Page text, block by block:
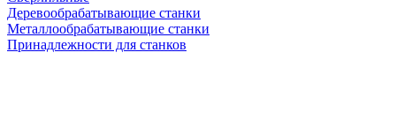
Деревообрабатывающие станки
Металлообрабатывающие станки
Принадлежности для станков